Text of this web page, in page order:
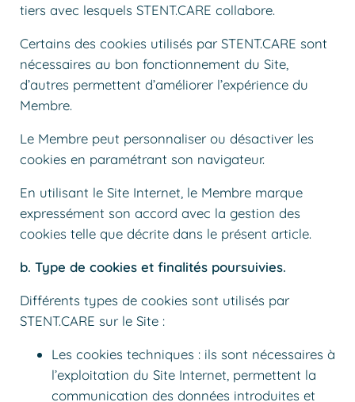
tiers avec lesquels STENT.CARE collabore.
Certains des cookies utilisés par STENT.CARE sont
nécessaires au bon fonctionnement du Site,
d’autres permettent d’améliorer l’expérience du
Membre.
Le Membre peut personnaliser ou désactiver les
cookies en paramétrant son navigateur.
En utilisant le Site Internet, le Membre marque
expressément son accord avec la gestion des
cookies telle que décrite dans le présent article.
b. Type de cookies et finalités poursuivies.
Différents types de cookies sont utilisés par
STENT.CARE sur le Site :
Les cookies techniques : ils sont nécessaires à
l’exploitation du Site Internet, permettent la
communication des données introduites et